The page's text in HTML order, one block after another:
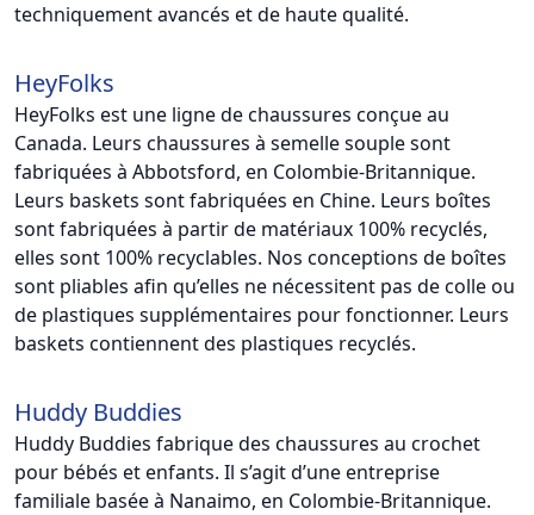
techniquement avancés et de haute qualité.
HeyFolks
HeyFolks est une ligne de chaussures conçue au
Canada. Leurs chaussures à semelle souple sont
fabriquées à Abbotsford, en Colombie-Britannique.
Leurs baskets sont fabriquées en Chine. Leurs boîtes
sont fabriquées à partir de matériaux 100% recyclés,
elles sont 100% recyclables. Nos conceptions de boîtes
sont pliables afin qu’elles ne nécessitent pas de colle ou
de plastiques supplémentaires pour fonctionner. Leurs
baskets contiennent des plastiques recyclés.
Huddy Buddies
Huddy Buddies fabrique des chaussures au crochet
pour bébés et enfants. Il s’agit d’une entreprise
familiale basée à Nanaimo, en Colombie-Britannique.